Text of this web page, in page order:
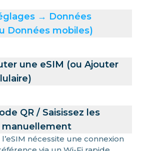
→ Données
Données mobiles)
une eSIM (ou Ajouter
QR / Saisissez les
l’eSIM nécessite une connexion